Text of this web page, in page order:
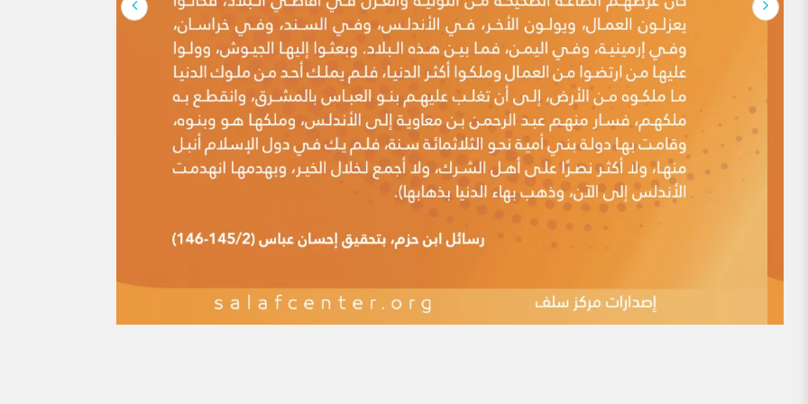
الروح والنفس وحاجات الجسد والجوارح، وينظم علاقات الإنسان كلها، وهو […]
لماذا يوجد الكثير منَ المذاهِب الإسلاميَّة معَ أنَّ القرآن واحد؟
مقدمة: هذه الدعوى ممَّا أثاره أهلُ البِدَع منذ العصور المُبكِّرة، وتصدَّى الفقهاء للردِّ عليها، ويَحتجُّ بها
اليومَ أعداءُ الإسلام منَ العَلمانيِّين وغيرهم. ومن أقدم من ذكر هذه الشبهة منقولةً عن أهل البدع:
الإمام ابن بطة، حيث قال: (باب التحذير منِ استماع كلام قوم يُريدون نقضَ الإسلام ومحوَ شرائعه،
فيُكَنُّون عن ذلك بالطعن على فقهاء المسلمين […]
ممن يقال: أساء المسلمون لهم في التاريخ
أحد عشر ممن يقال: أساء المسلمون لهم في التاريخ. مما يتكرر كثيراً ذكرُ المستشرقين والعلمانيين ومن
شايعهم أساميَ عدد ممن عُذِّب أو اضطهد أو قتل في التاريخ الإسلامي بأسباب فكرية وينسبون هذا
النكال أو القتل إلى الدين ،مشنعين على من اضطهدهم أو قتلهم ؛واصفين كل أهل التدين بالغلظة
وعدم التسامح في أمورٍ يؤكد كما يزعمون […]